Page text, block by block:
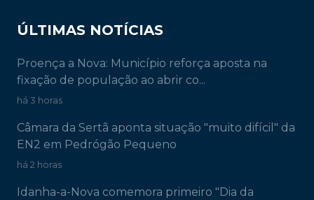
ÚLTIMAS NOTÍCIAS
Proença a Nova: Município reforça aposta na
fixação de população ao abrir co...
há 3 horas
Câmara da Sertã aponta situação "muito difícil" da
EN2 em Pedrógão Pequeno
há 2 horas
Idanha-a-Nova comemora primeiro "Dia da